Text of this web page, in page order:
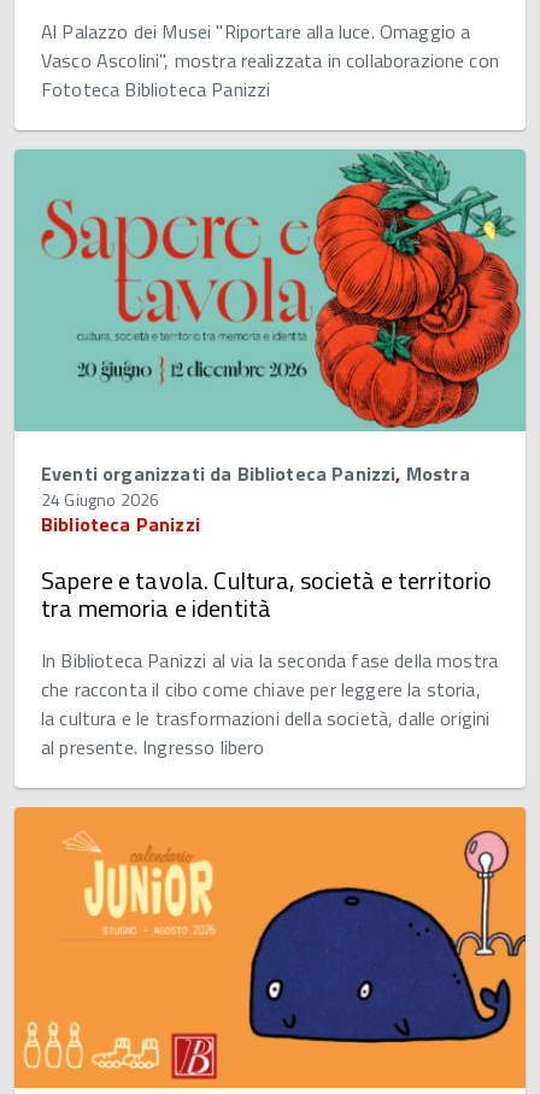
Al Palazzo dei Musei "Riportare alla luce. Omaggio a
Vasco Ascolini", mostra realizzata in collaborazione con
Fototeca Biblioteca Panizzi
Eventi organizzati da Biblioteca Panizzi, Mostra
24 Giugno 2026
Biblioteca Panizzi
Sapere e tavola. Cultura, società e territorio
tra memoria e identità
In Biblioteca Panizzi al via la seconda fase della mostra
che racconta il cibo come chiave per leggere la storia,
la cultura e le trasformazioni della società, dalle origini
al presente. Ingresso libero